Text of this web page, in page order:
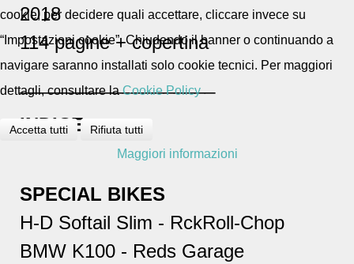
2018
114 pagine + copertina
___________________
INDICE
SPECIAL BIKES
H-D Softail Slim - RckRoll-Chop
BMW K100 - Reds Garage
cookie, per decidere quali accettare, cliccare invece su
“Impostazioni cookie”. Chiudendo il banner o continuando a
navigare saranno installati solo cookie tecnici. Per maggiori
dettagli, consultare laCookie Policy
Accetta tutti Rifiuta tutti
Maggiori informazioni